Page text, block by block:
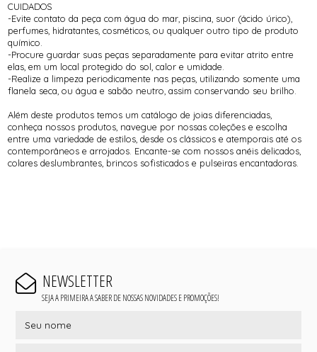
CUIDADOS
-Evite contato da peça com água do mar, piscina, suor (ácido úrico),
perfumes, hidratantes, cosméticos, ou qualquer outro tipo de produto
químico.
-Procure guardar suas peças separadamente para evitar atrito entre
elas, em um local protegido do sol, calor e umidade.
-Realize a limpeza periodicamente nas peças, utilizando somente uma
flanela seca, ou água e sabão neutro, assim conservando seu brilho.
Além deste produtos temos um catálogo de joias diferenciadas,
conheça nossos produtos, navegue por nossas coleções e escolha
entre uma variedade de estilos, desde os clássicos e atemporais até os
contemporâneos e arrojados. Encante-se com nossos anéis delicados,
colares deslumbrantes, brincos sofisticados e pulseiras encantadoras.
NEWSLETTER
SEJA A PRIMEIRA A SABER DE NOSSAS NOVIDADES E PROMOÇÕES!